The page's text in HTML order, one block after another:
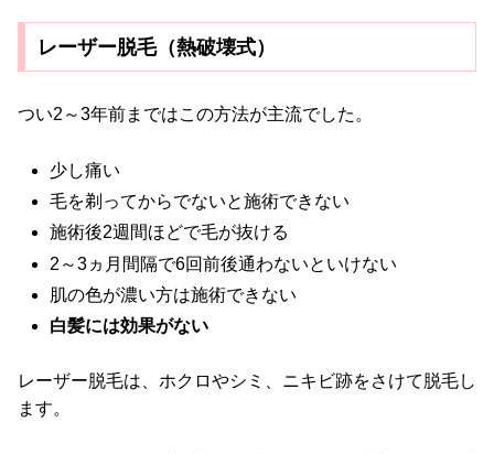
レーザー脱毛（熱破壊式）
つい2～3年前まではこの方法が主流でした。
少し痛い
毛を剃ってからでないと施術できない
施術後2週間ほどで毛が抜ける
2～3ヵ月間隔で6回前後通わないといけない
肌の色が濃い方は施術できない
白髪には効果がない
レーザー脱毛は、ホクロやシミ、ニキビ跡をさけて脱毛し
ます。